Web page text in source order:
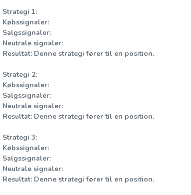
Strategi 1:
Købssignaler:
Salgssignaler:
Neutrale signaler:
Resultat: Denne strategi fører til en position.
Strategi 2:
Købssignaler:
Salgssignaler:
Neutrale signaler:
Resultat: Denne strategi fører til en position.
Strategi 3:
Købssignaler:
Salgssignaler:
Neutrale signaler:
Resultat: Denne strategi fører til en position.